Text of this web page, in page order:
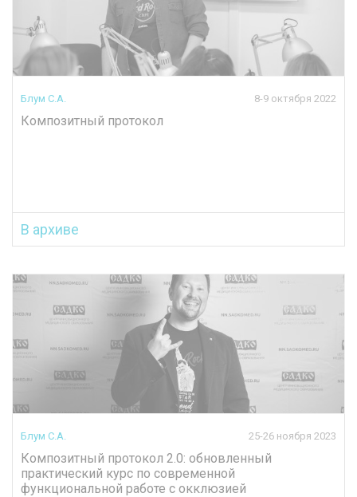
Блум С.А. 8-9 октября 2022
Композитный протокол
В архиве
Блум С.А. 25-26 ноября 2023
Композитный протокол 2.0: обновленный
практический курс по современной
функциональной работе с окклюзией